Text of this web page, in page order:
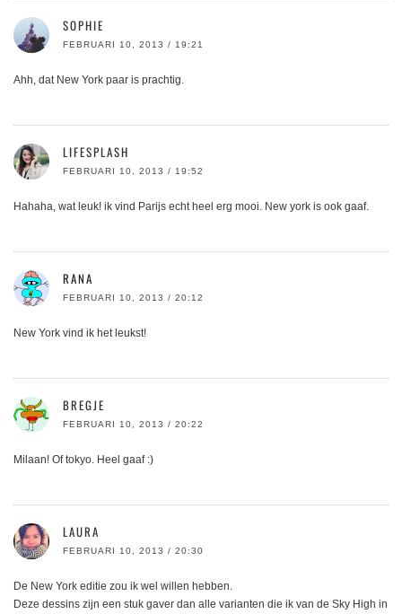
SOPHIE
FEBRUARI 10, 2013 / 19:21
Ahh, dat New York paar is prachtig.
LIFESPLASH
FEBRUARI 10, 2013 / 19:52
Hahaha, wat leuk! ik vind Parijs echt heel erg mooi. New york is ook gaaf.
RANA
FEBRUARI 10, 2013 / 20:12
New York vind ik het leukst!
BREGJE
FEBRUARI 10, 2013 / 20:22
Milaan! Of tokyo. Heel gaaf :)
LAURA
FEBRUARI 10, 2013 / 20:30
De New York editie zou ik wel willen hebben.
Deze dessins zijn een stuk gaver dan alle varianten die ik van de Sky High in